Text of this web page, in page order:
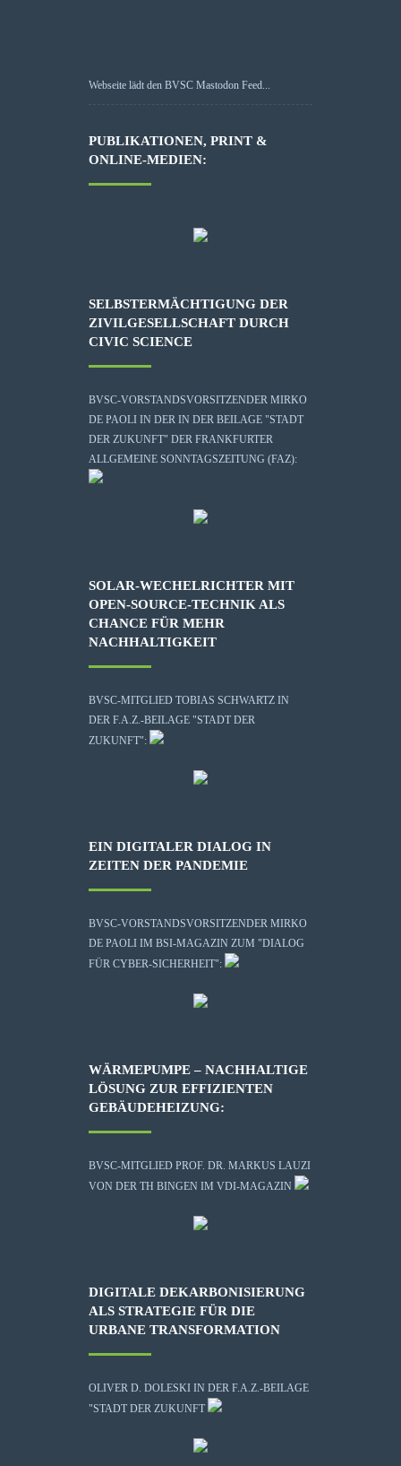
Webseite lädt den BVSC Mastodon Feed...
PUBLIKATIONEN, PRINT &
ONLINE-MEDIEN:
SELBSTERMÄCHTIGUNG DER
ZIVILGESELLSCHAFT DURCH
CIVIC SCIENCE
BVSC-VORSTANDSVORSITZENDER MIRKO
DE PAOLI IN DER IN DER BEILAGE "STADT
DER ZUKUNFT" DER FRANKFURTER
ALLGEMEINE SONNTAGSZEITUNG (FAZ):
SOLAR-WECHELRICHTER MIT
OPEN-SOURCE-TECHNIK ALS
CHANCE FÜR MEHR
NACHHALTIGKEIT
BVSC-MITGLIED TOBIAS SCHWARTZ IN
DER F.A.Z.-BEILAGE "STADT DER
ZUKUNFT":
EIN DIGITALER DIALOG IN
ZEITEN DER PANDEMIE
BVSC-VORSTANDSVORSITZENDER MIRKO
DE PAOLI IM BSI-MAGAZIN ZUM "DIALOG
FÜR CYBER-SICHERHEIT":
WÄRMEPUMPE – NACHHALTIGE
LÖSUNG ZUR EFFIZIENTEN
GEBÄUDEHEIZUNG:
BVSC-MITGLIED PROF. DR. MARKUS LAUZI
VON DER TH BINGEN IM VDI-MAGAZIN
DIGITALE DEKARBONISIERUNG
ALS STRATEGIE FÜR DIE
URBANE TRANSFORMATION
OLIVER D. DOLESKI IN DER F.A.Z.-BEILAGE
"STADT DER ZUKUNFT